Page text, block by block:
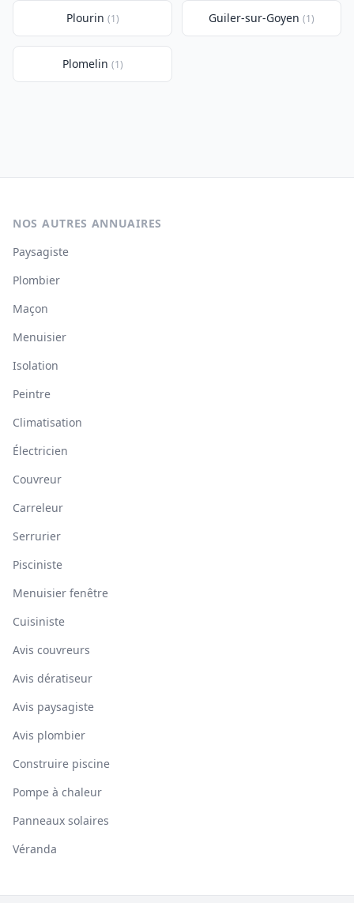
Plourin (1) Guiler-sur-Goyen (1)
Plomelin (1)
NOS AUTRES ANNUAIRES
Paysagiste
Plombier
Maçon
Menuisier
Isolation
Peintre
Climatisation
Électricien
Couvreur
Carreleur
Serrurier
Pisciniste
Menuisier fenêtre
Cuisiniste
Avis couvreurs
Avis dératiseur
Avis paysagiste
Avis plombier
Construire piscine
Pompe à chaleur
Panneaux solaires
Véranda